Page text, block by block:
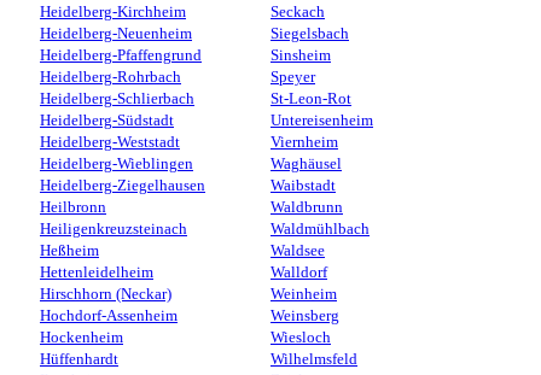
Heidelberg-Kirchheim
Heidelberg-Neuenheim
Heidelberg-Pfaffengrund
Heidelberg-Rohrbach
Heidelberg-Schlierbach
Heidelberg-Südstadt
Heidelberg-Weststadt
Heidelberg-Wieblingen
Heidelberg-Ziegelhausen
Heilbronn
Heiligenkreuzsteinach
Heßheim
Hettenleidelheim
Hirschhorn (Neckar)
Hochdorf-Assenheim
Hockenheim
Hüffenhardt
Seckach
Siegelsbach
Sinsheim
Speyer
St-Leon-Rot
Untereisenheim
Viernheim
Waghäusel
Waibstadt
Waldbrunn
Waldmühlbach
Waldsee
Walldorf
Weinheim
Weinsberg
Wiesloch
Wilhelmsfeld